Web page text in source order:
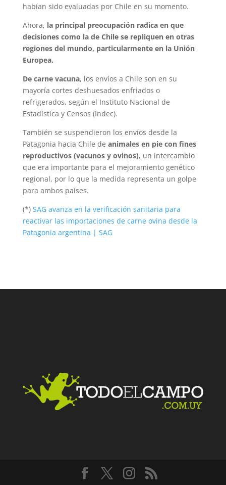
habían sido evaluadas por Chile en su momento.
Ahora, la principal preocupación radica en que
decisiones como la de Chile se repliquen en otras
regiones del mundo, particularmente en la Unión
Europea.
De carne vacuna, los envíos a Chile son en su
mayoría cortes deshuesados enfriados o
refrigerados, según el Instituto Nacional de
Estadística y Censos (Indec).
También se suspendieron los envíos desde la
Patagonia hacia Chile de animales en pie con fines
reproductivos (vacunos y ovinos), un intercambio
que era importante para el mejoramiento genético
regional, por lo que la medida representa un golpe
para ambos países.
(*) SAG avanza en la verificación sanitaria para
reactivar las importaciones de carne ovina desde la
Patagonia argentina | SAG